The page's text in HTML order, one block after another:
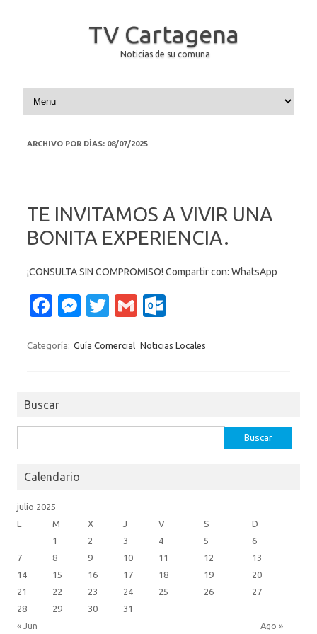
TV Cartagena
Noticias de su comuna
Saltar al contenido
ARCHIVO POR DÍAS: 08/07/2025
TE INVITAMOS A VIVIR UNA
BONITA EXPERIENCIA.
¡CONSULTA SIN COMPROMISO! Compartir con: WhatsApp
Fa
e
o
M
se
T
it
G
ail lo
Categoría: Guía Comercial Noticias Locales
Buscar
Calendario
julio 2025
L
M X J V S D
« Jun Ago »
1 2 3 4 5
6
7
8 9 10 11 12
13
14
15 16 17 18 19
20
21
22 23 24 25 26
27
28
29 30 31